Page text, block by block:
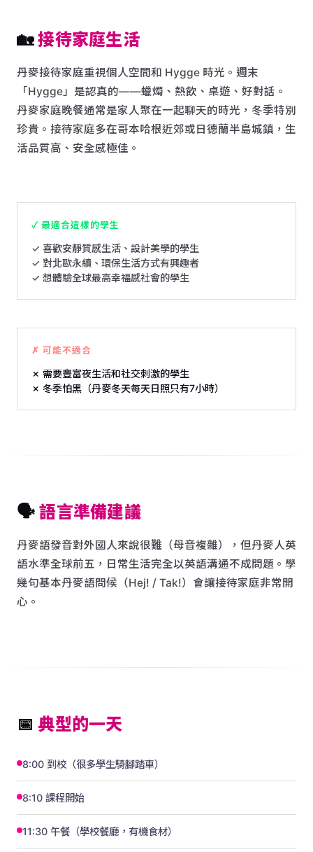
🏡接待家庭生活
丹麥接待家庭重視個人空間和 Hygge 時光。週末
「Hygge」是認真的——蠟燭、熱飲、桌遊、好對話。
丹麥家庭晚餐通常是家人聚在一起聊天的時光，冬季特別
珍貴。接待家庭多在哥本哈根近郊或日德蘭半島城鎮，生
活品質高、安全感極佳。
✓ 最適合這樣的學生
✓ 喜歡安靜質感生活、設計美學的學生
✓ 對北歐永續、環保生活方式有興趣者
✓ 想體驗全球最高幸福感社會的學生
✗ 可能不適合
✗ 需要豐富夜生活和社交刺激的學生
✗ 冬季怕黑（丹麥冬天每天日照只有7小時）
🗣️語言準備建議
丹麥語發音對外國人來說很難（母音複雜），但丹麥人英
語水準全球前五，日常生活完全以英語溝通不成問題。學
幾句基本丹麥語問候（Hej! / Tak!）會讓接待家庭非常開
心。
📅 典型的一天
8:00 到校（很多學生騎腳踏車）
8:10 課程開始
11:30 午餐（學校餐廳，有機食材）